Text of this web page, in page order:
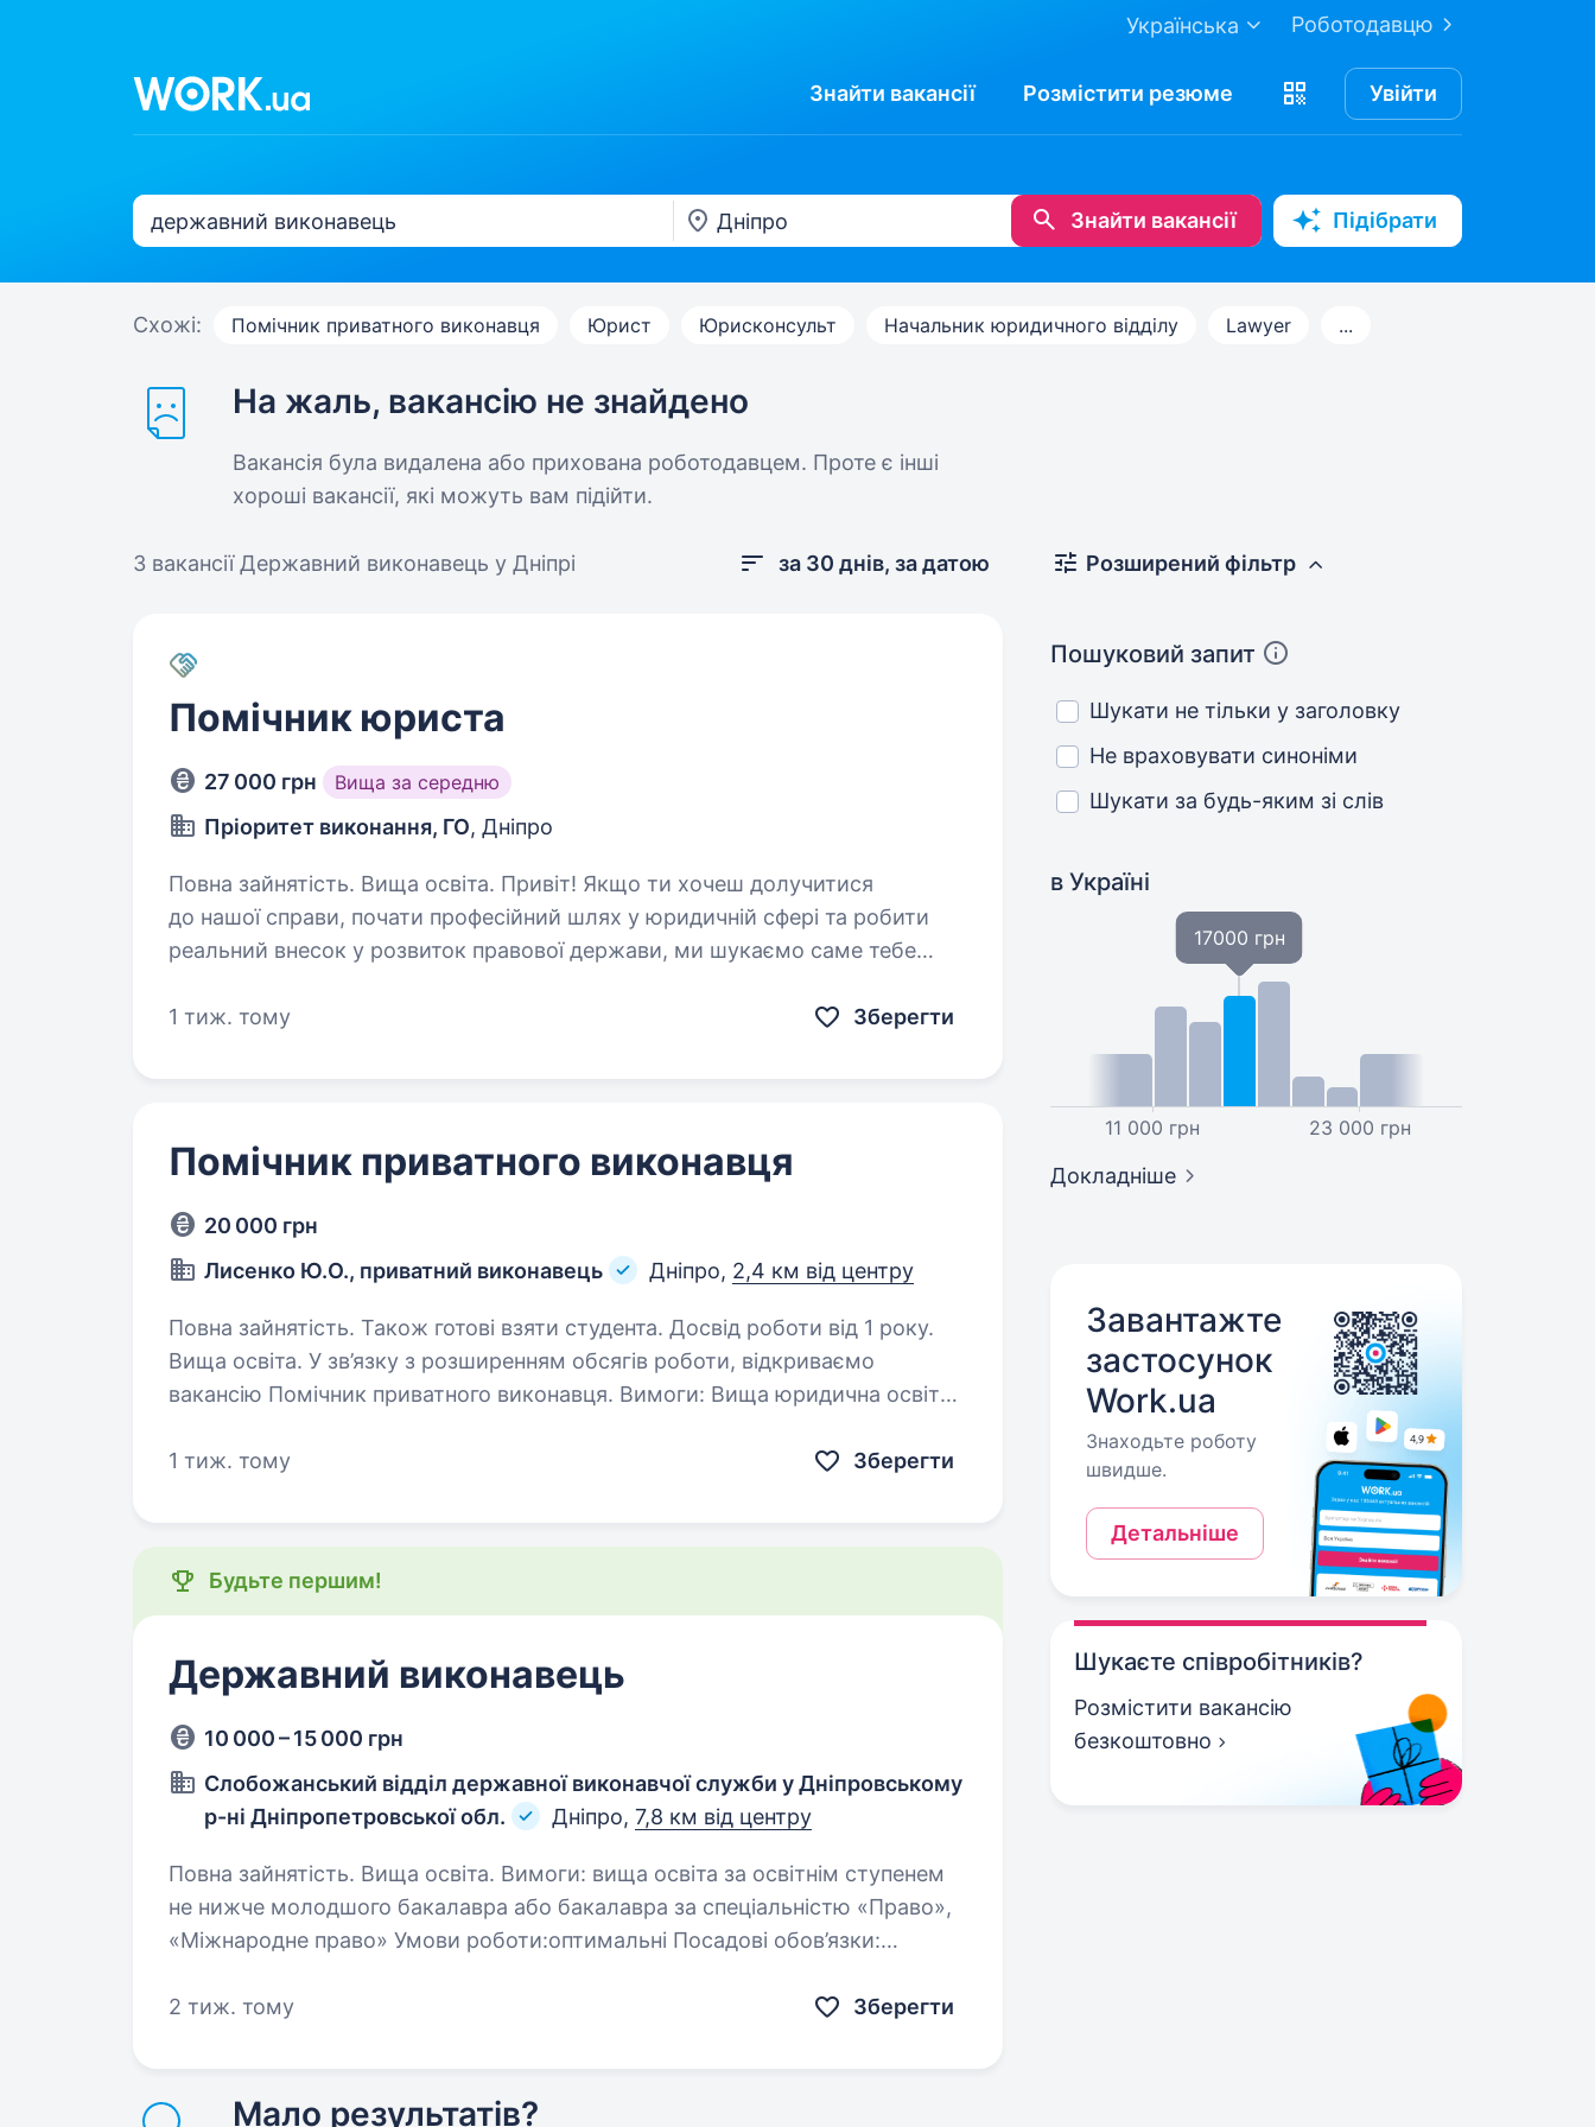
Роботодавцю
Українська
Знайти вакансії Розмістити резюме Увійти
Знайти вакансії Підібрати
Схожі: Помічник приватного виконавця Юрист Юрисконсульт Начальник юридичного відділу Lawyer ...
На жаль, вакансію не знайдено
Вакансія була видалена або прихована роботодавцем. Проте є інші
хороші вакансії, які можуть вам підійти.
3 вакансіїДержавний виконавець у Дніпрі за 30 днів, за датою
Помічник юриста
27 000 грн Вища за середню
Пріоритет виконання, ГО, Дніпро
Повна зайнятість. Вища освіта. Привіт! Якщо ти хочеш долучитися
до нашої справи, почати професійний шлях у юридичній сфері та робити
реальний внесок у розвиток правової держави, ми шукаємо саме тебе
1 тиж. тому
Зберегти
Помічник приватного виконавця
20 000 грн
Лисенко Ю.О., приватний виконавець
Дніпро, 2,4 км від центру
Повна зайнятість. Також готові взяти студента. Досвід роботи від 1 року.
Вища освіта. У зв’язку з розширенням обсягів роботи, відкриваємо
вакансію Помічник приватного виконавця. Вимоги: Вища юридична освіта,
служби від…
1 тиж. тому Зберегти
Будьте першим!
Державний виконавець
10 000 – 15 000 грн
Слобожанський відділ державної виконавчої служби у Дніпровському
р-ні Дніпропетровської обл.
Дніпро, 7,8 км від центру
Повна зайнятість. Вища освіта. Вимоги: вища освіта за освітнім ступенем
не нижче молодшого бакалавра або бакалавра за спеціальністю «Право»,
«Міжнародне право» Умови роботи:оптимальні Посадові обов’язки:
2 тиж. тому
Зберегти
Мало результатів?
Розширений фільтр
Пошуковий запит
Шукати не тільки у заголовку
Не враховувати синоніми
Шукати за будь-яким зі слів
в Україні
11 000 грн
17000 грн
23 000 грн
Докладніше
Завантажте
застосунок
Work.ua
Знаходьте роботу
швидше.
Детальніше
Шукаєте співробітників?
Розмістити вакансію
безкоштовно